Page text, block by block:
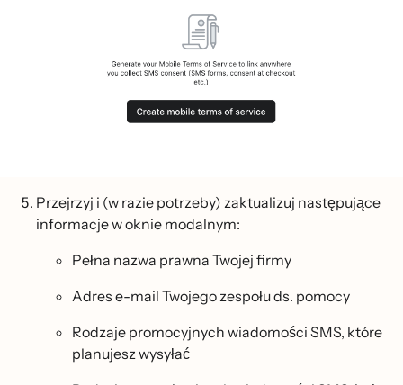
Przejrzyj i (w razie potrzeby) zaktualizuj następujące
informacje w oknie modalnym:
Pełna nazwa prawna Twojej firmy
Adres e-mail Twojego zespołu ds. pomocy
Rodzaje promocyjnych wiadomości SMS, które
planujesz wysyłać